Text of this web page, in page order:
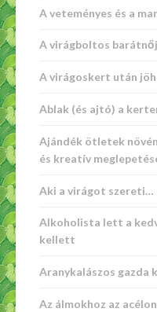
A veteményes és a
A virágboltos
A virágoskert után
Ablak (és ajtó) a
Ajándék ötletek
és kreatív
Aki a virágot szereti…
Alkoholista lett a
kellett
Aranykalászos gazda
Az álmokhoz az